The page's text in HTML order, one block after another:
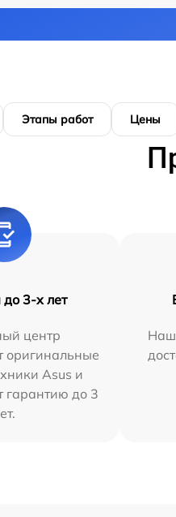
Этапы работ Цены
до 3-х лет
центр
оригинальные
Asus и
гарантию до 3
Наш